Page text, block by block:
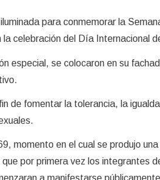
para conmemorar la
celebración del Día Internacional
especial, se colocaron en su
de fomentar la tolerancia, la
momento en el cual se produjo
por primera vez los integrantes